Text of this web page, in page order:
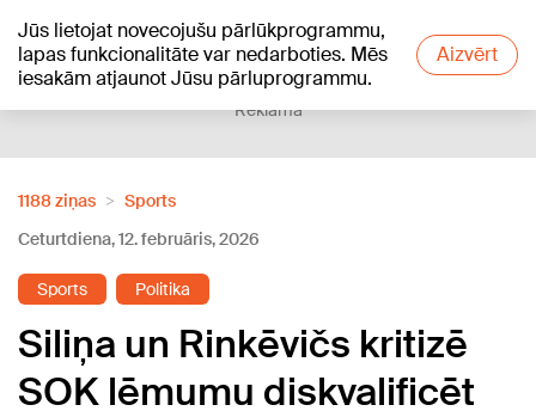
Jūs lietojat novecojušu pārlūkprogrammu,
lapas funkcionalitāte var nedarboties. Mēs
iesakām atjaunot Jūsu pārluprogrammu.
Aizvērt
+23°C
Reklāma
1188 ziņas
Sports
Ceturtdiena, 12. februāris, 2026
Sports Politika
Siliņa un Rinkēvičs kritizē
SOK lēmumu diskvalificēt